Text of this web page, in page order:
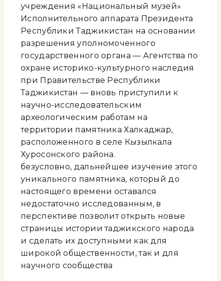
учреждения «Национальный музей»
Исполнительного аппарата Президента
Республики Таджикистан на основании
разрешения уполномоченного
государственного органа — Агентства по
охране историко-культурного наследия
при Правительстве Республики
Таджикистан — вновь приступили к
научно-исследовательским
археологическим работам на
территории памятника Халкаджар,
расположенного в селе Кызылкала
Хуросонского района.
безусловно, дальнейшее изучение этого
уникального памятника, который до
настоящего времени оставался
недостаточно исследованным, в
перспективе позволит открыть новые
страницы истории таджикского народа
и сделать их доступными как для
широкой общественности, так и для
научного сообщества